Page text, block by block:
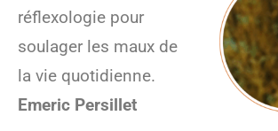
réflexologie pour
soulager les maux de
la vie quotidienne.
Emeric Persillet